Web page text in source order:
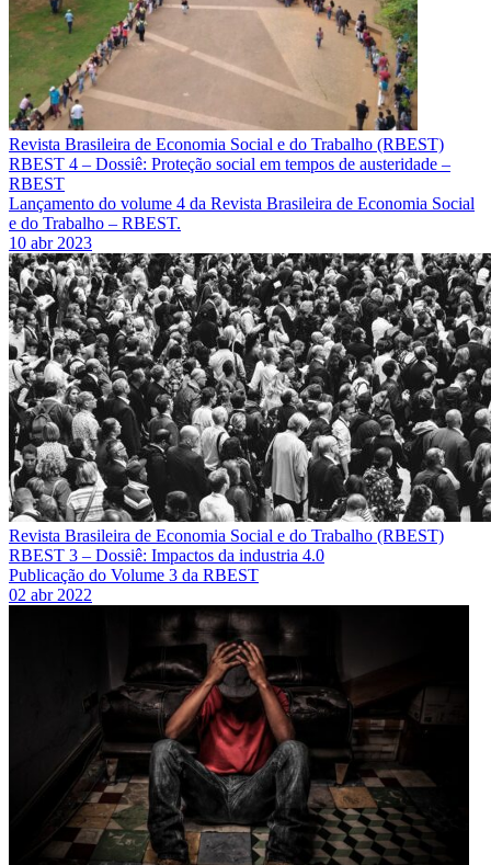
Revista Brasileira de Economia Social e do Trabalho (RBEST)
RBEST 4 – Dossiê: Proteção social em tempos de austeridade –
RBEST
Lançamento do volume 4 da Revista Brasileira de Economia Social
e do Trabalho – RBEST.
10 abr 2023
Revista Brasileira de Economia Social e do Trabalho (RBEST)
RBEST 3 – Dossiê: Impactos da industria 4.0
Publicação do Volume 3 da RBEST
02 abr 2022